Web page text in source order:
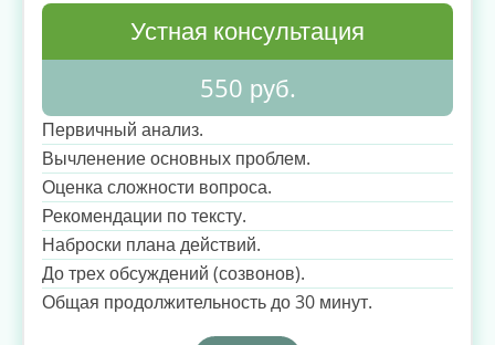
Устная консультация
550 руб.
Первичный анализ.
Вычленение основных проблем.
Оценка сложности вопроса.
Рекомендации по тексту.
Наброски плана действий.
До трех обсуждений (созвонов).
Общая продолжительность до 30 минут.